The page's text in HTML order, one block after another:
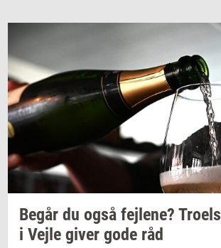
Begår du også fejl­e­ne? Tro­els
i Vejle giver gode råd